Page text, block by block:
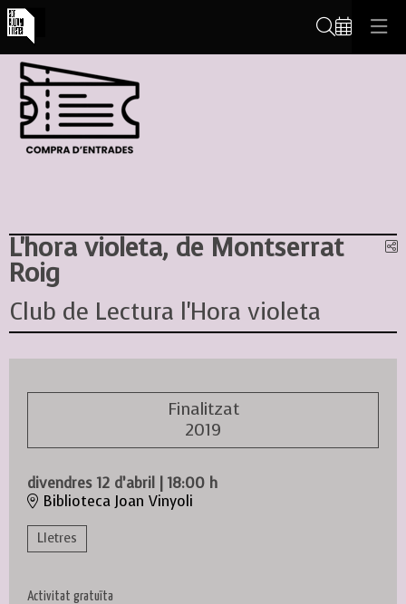
L'hora violeta, de Montserrat
Roig
Club de Lectura l'Hora violeta
Finalitzat
2019
divendres 12 d’abril | 18:00 h
Biblioteca Joan Vinyoli
Lletres
Activitat gratuïta